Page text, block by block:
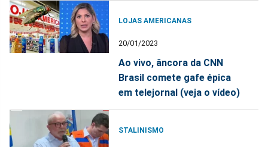
LOJAS AMERICANAS
20/01/2023
Ao vivo, âncora da CNN
Brasil comete gafe épica
em telejornal (veja o vídeo)
STALINISMO